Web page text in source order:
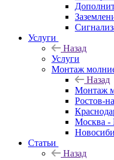
Услуги
Назад
Услуги
Монтаж
Назад
Монтаж
Ростов-
Москва -
Статьи
Назад